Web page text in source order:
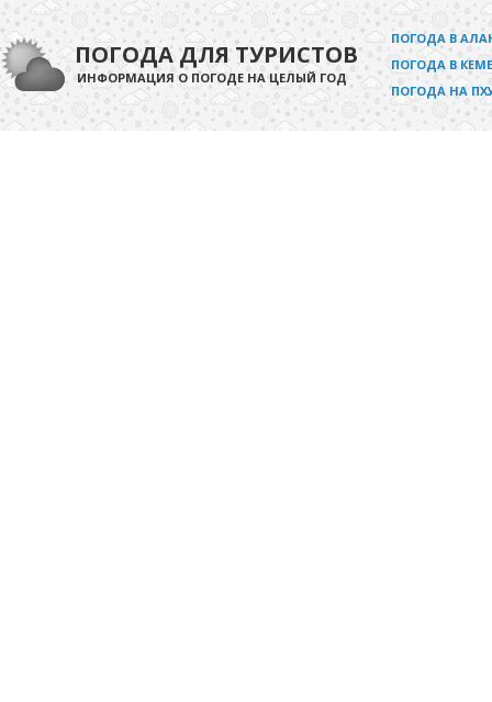
ПОГОДА ДЛЯ ТУРИСТОВ
ИНФОРМАЦИЯ О ПОГОДЕ НА ЦЕЛЫЙ ГОД
ПОГОДА В
ПОГОДА В
ПОГОДА НА